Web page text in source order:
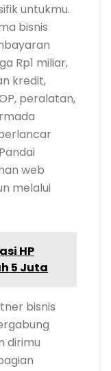
untukmu.
bisnis
Rp1 miliar,
kredit,
peralatan,
web
melalui
HP
5 Juta
bisnis
dirimu